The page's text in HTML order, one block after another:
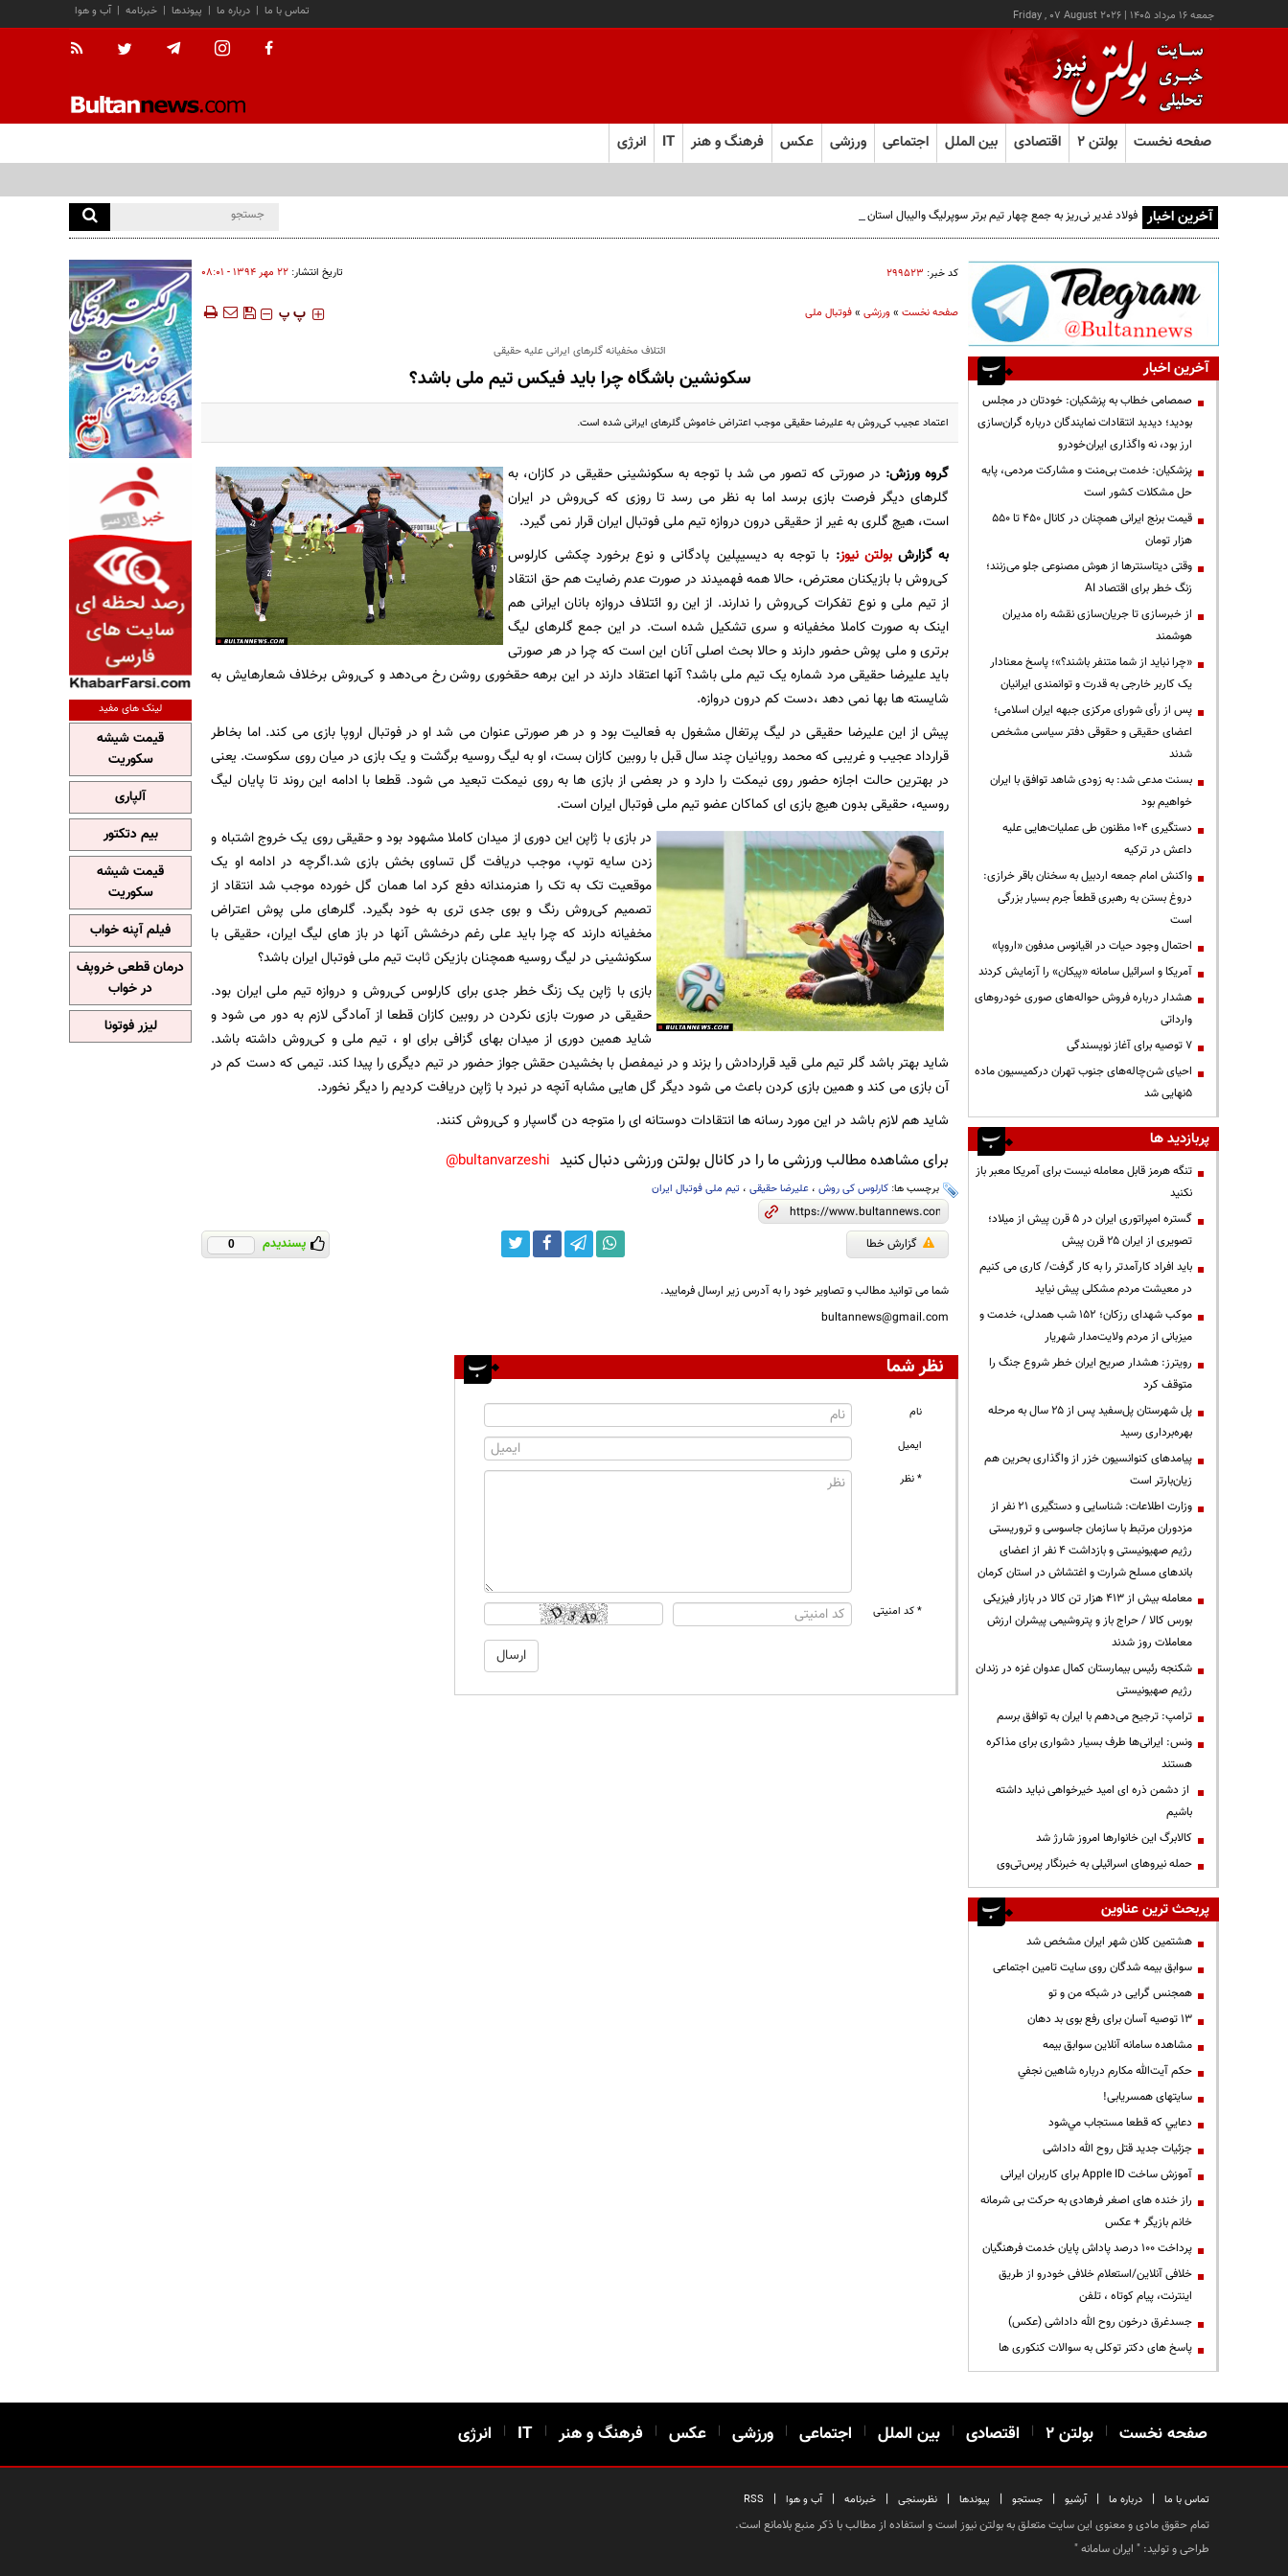
جمعه ۱۶ مرداد ۱۴۰۵ |
Friday , 07 August 2026 آب و هوا | خبرنامه | پیوندها | درباره ما | تماس با ما
صفحه نخست بولتن ۲ اقتصادی بین الملل اجتماعی ورزشی عکس فرهنگ و هنر IT انرژی
آخرین اخبار فولاد غدیر نی‌ریز به جمع چهار تیم برتر سوپرلیگ والیبال استان فارس صعود کرد
کد خبر: ۲۹۹۵۲۳ تاریخ انتشار: ۲۲ مهر ۱۳۹۴ - ۰۸:۰۱
صفحه نخست»ورزشی»فوتبال ملی ‍‍‍ پ پ
ائتلاف مخفیانه گلرهای ایرانی علیه حقیقی
سکونشین باشگاه چرا باید فیکس تیم ملی باشد؟
اعتماد عجیب کی‌روش به علیرضا حقیقی موجب اعتراض خاموش گلرهای ایرانی شده است.
گروه ورزش: در صورتی که تصور می شد با توجه به سکونشینی حقیقی در کازان، به
گلرهای دیگر فرصت بازی برسد اما به نظر می رسد تا روزی که کی‌روش در ایران
است، هیچ گلری به غیر از حقیقی درون دروازه تیم ملی فوتبال ایران قرار نمی گیرد.
به گزارشبولتن نیوز: با توجه به دیسیپلین پادگانی و نوع برخورد چکشی کارلوس
کی‌روش با بازیکنان معترض، حالا همه فهمیدند در صورت عدم رضایت هم حق انتقاد
از تیم ملی و نوع تفکرات کی‌روش را ندارند. از این رو ائتلاف دروازه بانان ایرانی هم
اینک به صورت کاملا مخفیانه و سری تشکیل شده است. در این جمع گلرهای لیگ
برتری و ملی پوش حضور دارند و حالا بحث اصلی آنان این است که چرا در هر صورتی
باید علیرضا حقیقی مرد شماره یک تیم ملی باشد؟ آنها اعتقاد دارند در این برهه حقخوری روشن رخ می‌دهد و کی‌روش برخلاف شعارهایش به
شایسته ها بها نمی دهد ،دست کم درون دروازه.
پیش از این علیرضا حقیقی در لیگ پرتغال مشغول به فعالیت بود و در هر صورتی عنوان می شد او در فوتبال اروپا بازی می کند. اما بخاطر
قرارداد عجیب و غریبی که محمد رویانیان چند سال قبل با روبین کازان بست، او به لیگ روسیه برگشت و یک بازی در میان روی سکوست. یعنی
در بهترین حالت اجازه حضور روی نیمکت را دارد و در بعضی از بازی ها به روی نیمکت تبعید می شود. قطعا با ادامه این روند تا پایان لیگ
روسیه، حقیقی بدون هیچ بازی ای کماکان عضو تیم ملی فوتبال ایران است.
در بازی با ژاپن این دوری از میدان کاملا مشهود بود و حقیقی روی یک خروج اشتباه و
زدن سایه توپ، موجب دریافت گل تساوی بخش بازی شد.اگرچه در ادامه او یک
موقعیت تک به تک را هنرمندانه دفع کرد اما همان گل خورده موجب شد انتقاد از
تصمیم کی‌روش رنگ و بوی جدی تری به خود بگیرد. گلرهای ملی پوش اعتراض
مخفیانه دارند که چرا باید علی رغم درخشش آنها در باز های لیگ ایران، حقیقی با
سکونشینی در لیگ روسیه همچنان بازیکن ثابت تیم ملی فوتبال ایران باشد؟
بازی با ژاپن یک زنگ خطر جدی برای کارلوس کی‌روش و دروازه تیم ملی ایران بود.
حقیقی در صورت بازی نکردن در روبین کازان قطعا از آمادگی لازم به دور می شود و
شاید همین دوری از میدان بهای گزافی برای او ، تیم ملی و کی‌روش داشته باشد.
شاید بهتر باشد گلر تیم ملی قید قراردادش را بزند و در نیمفصل با بخشیدن حقش جواز حضور در تیم دیگری را پیدا کند. تیمی که دست کم در
آن بازی می کند و همین بازی کردن باعث می شود دیگر گل هایی مشابه آنچه در نبرد با ژاپن دریافت کردیم را دیگر نخورد.
شاید هم لازم باشد در این مورد رسانه ها انتقادات دوستانه ای را متوجه دن گاسپار و کی‌روش کنند.
برای مشاهده مطالب ورزشی ما را در کانال بولتن ورزشی دنبال کنید bultanvarzeshi@
برچسب ها: کارلوس کی روش، علیرضا حقیقی، تیم ملی فوتبال ایران
گزارش خطا پسندیدم 0
شما می توانید مطالب و تصاویر خود را به آدرس زیر ارسال فرمایید.
bultannews@gmail.com
نظر شما
نام
ایمیل
* نظر
* کد امنیتی
آخرین اخبار
صمصامی خطاب به پزشکیان: خودتان در مجلس
بودید؛ دیدید انتقادات نمایندگان درباره گران‌سازی
ارز بود، نه واگذاری ایران‌خودرو
پزشکیان: خدمت بی‌منت و مشارکت مردمی، پایه
حل مشکلات کشور است
قیمت‌ برنج ایرانی همچنان در کانال ۴۵۰ تا ۵۵۰
هزار تومان
وقتی دیتاسنترها از هوش مصنوعی جلو می‌زنند؛
زنگ خطر برای اقتصاد AI
از خبرسازی تا جریان‌سازی نقشه راه مدیران
هوشمند
«چرا نباید از شما متنفر باشند؟»؛ پاسخ معنادار
یک کاربر خارجی به قدرت و توانمندی ایرانیان
پس از رأی شورای مرکزی جبهه ایران اسلامی؛
اعضای حقیقی و حقوقی دفتر سیاسی مشخص
شدند
بسنت مدعی شد: به زودی شاهد توافق با ایران
خواهیم بود
دستگیری ۱۰۴ مظنون طی عملیات‌هایی علیه
داعش در ترکیه
واکنش امام جمعه اردبیل به سخنان باقر خرازی:
دروغ بستن به رهبری قطعاً جرم بسیار بزرگی
است
احتمال وجود حیات در اقیانوس مدفون «اروپا»
آمریکا و اسرائیل سامانه «پیکان» را آزمایش کردند
هشدار درباره فروش حواله‌های صوری خودروهای
وارداتی
۷ توصیه برای آغاز نویسندگی
احیای شن‌چاله‌های جنوب تهران درکمیسیون ماده
۵نهایی شد
پربازدید ها
تنگه هرمز قابل معامله نیست برای آمریکا معبر باز
نکنید
گستره امپراتوری ایران در ۵ قرن پیش از میلاد؛
تصویری از ایران ۲۵ قرن پیش
باید افراد کارآمدتر را به کار گرفت/ کاری می کنیم
در معیشت مردم مشکلی پیش نیاید
موکب شهدای رزکان؛ ۱۵۲ شب همدلی، خدمت و
میزبانی از مردم ولایت‌مدار شهریار
رویترز: هشدار صریح ایران خطر شروع جنگ را
متوقف کرد
پل شهرستان پل‌سفید پس از ۲۵ سال به مرحله
بهره‌برداری رسید
پیامدهای کنوانسیون خزر از واگذاری بحرین هم
زیان‌بارتر است
وزارت اطلاعات: شناسایی و دستگیری ۲۱ نفر از
مزدوران مرتبط با سازمان جاسوسی و تروریستی
رژیم صهیونیستی و بازداشت ۴ نفر از اعضای
باندهای مسلح شرارت و اغتشاش در استان کرمان
معامله بیش از ۴۱۳ هزار تن کالا در بازار فیزیکی
بورس کالا / حراج باز و پتروشیمی پیشران ارزش
معاملات روز شدند
شکنجه رئیس بیمارستان کمال عدوان غزه در زندان
رژیم صهیونیستی
ترامپ: ترجیح می‌دهم با ایران به توافق برسم
ونس: ایرانی‌ها طرف بسیار دشواری برای مذاکره
هستند
از دشمن ذره ای امید خیرخواهی نباید داشته
باشیم
کالابرگ این خانوارها امروز شارژ شد
حمله نیروهای اسرائیلی به خبرنگار پرس‌تی‌وی
پربحث ترین عناوین
هشتمین کلان شهر ایران مشخص شد
سوابق بیمه شدگان روی سایت تامین اجتماعی
همجنس گرایی در شبکه من و تو
13 توصیه آسان برای رفع بوی بد دهان
مشاهده سامانه آنلاين سوابق بیمه
حكم آيت‌الله مكارم درباره شاهين نجفي
سایتهای همسریابی!
دعايي كه قطعا مستجاب مي‌شود
جزئیات جدید قتل روح الله داداشی
آموزش ساخت Apple ID برای کاربران ایرانی
راز خنده های اصغر فرهادی به حرکت بی شرمانه
خانم بازیگر + عکس
پرداخت ۱۰۰ درصد پاداش پایان خدمت فرهنگیان
خلافی آنلاین/استعلام خلافی خودرو از طریق
اینترنت، پیام کوتاه ، تلفن
جسدغرق درخون روح الله داداشی (عکس)
پاسخ های دکتر توکلی به سوالات کنکوری ها
لینک های مفید
قیمت شیشه
سکوریت
آلپاری
بیم دتکتور
قیمت شیشه
سکوریت
فیلم آپنه خواب
درمان قطعی خروپف
در خواب
لیزر فوتونا
صفحه نخست | بولتن ۲ | اقتصادی | بین الملل | اجتماعی | ورزشی | عکس | فرهنگ و هنر |
IT
| انرژی
تماس با ما | درباره ما | آرشیو | جستجو | پیوندها | نظرسنجی | خبرنامه | آب و هوا |
RSS
تمام حقوق مادی و معنوی این سایت متعلق به بولتن نیوز است و استفاده از مطالب با ذکر منبع بلامانع است.
طراحی و تولید: " ایران سامانه"